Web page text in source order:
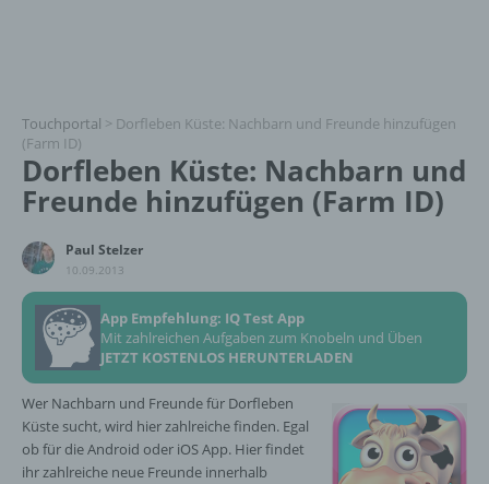
Touchportal > Dorfleben Küste: Nachbarn und Freunde hinzufügen
(Farm ID)
Dorfleben Küste: Nachbarn und
Freunde hinzufügen (Farm ID)
Paul Stelzer
10.09.2013
App Empfehlung: IQ Test App
Mit zahlreichen Aufgaben zum Knobeln und Üben
JETZT KOSTENLOS HERUNTERLADEN
Wer Nachbarn und Freunde für Dorfleben
Küste sucht, wird hier zahlreiche finden. Egal
ob für die Android oder iOS App. Hier findet
ihr zahlreiche neue Freunde innerhalb